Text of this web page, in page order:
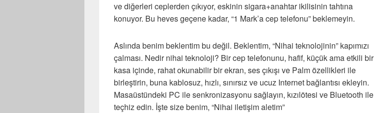
ve diğerleri ceplerden çıkıyor, eskinin sigara+anahtar ikilisinin tahtına
konuyor. Bu heves geçene kadar, “1 Mark’a cep telefonu” beklemeyin.
Aslında benim beklentim bu değil. Beklentim, “Nihai teknolojinin” kapımızı
çalması. Nedir nihai teknoloji? Bir cep telefonunu, hafif, küçük ama etkili bir
kasa içinde, rahat okunabilir bir ekran, ses çıkışı ve Palm özellikleri ile
birleştirin, buna kablosuz, hızlı, sınırsız ve ucuz Internet bağlantısı ekleyin.
Masaüstündeki PC ile senkronizasyonu sağlayın, kızılötesi ve Bluetooth ile
teçhiz edin. İşte size benim, “Nihai iletişim aletim”